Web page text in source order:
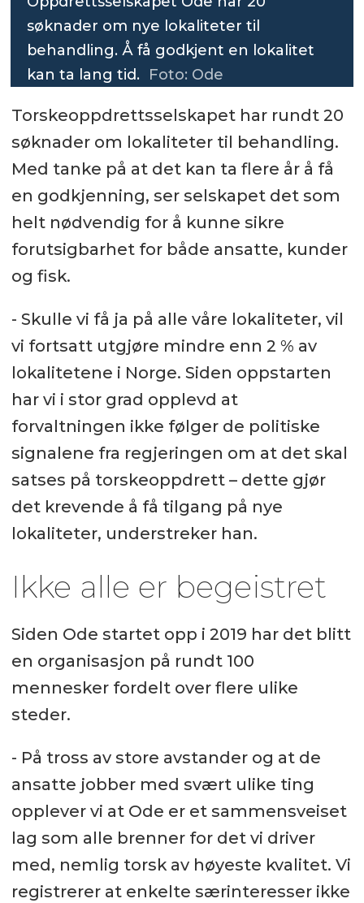
søknader om nye lokaliteter til
behandling. Å få godkjent en lokalitet
kan ta lang tid. Foto: Ode
Torskeoppdrettsselskapet har rundt 20
søknader om lokaliteter til behandling.
Med tanke på at det kan ta flere år å få
en godkjenning, ser selskapet det som
helt nødvendig for å kunne sikre
forutsigbarhet for både ansatte, kunder
og fisk.
- Skulle vi få ja på alle våre lokaliteter, vil
vi fortsatt utgjøre mindre enn 2 % av
lokalitetene i Norge. Siden oppstarten
har vi i stor grad opplevd at
forvaltningen ikke følger de politiske
signalene fra regjeringen om at det skal
satses på torskeoppdrett – dette gjør
det krevende å få tilgang på nye
lokaliteter, understreker han.
Ikke alle er begeistret
Siden Ode startet opp i 2019 har det blitt
en organisasjon på rundt 100
mennesker fordelt over flere ulike
steder.
- På tross av store avstander og at de
ansatte jobber med svært ulike ting
opplever vi at Ode er et sammensveiset
lag som alle brenner for det vi driver
med, nemlig torsk av høyeste kvalitet. Vi
registrerer at enkelte særinteresser ikke